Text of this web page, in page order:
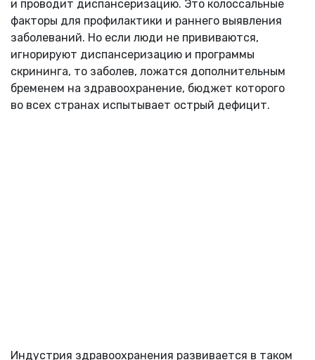
и проводит диспансеризацию. Это колоссальные
факторы для профилактики и раннего выявления
заболеваний. Но если люди не прививаются,
игнорируют диспансеризацию и программы
скрининга, то заболев, ложатся дополнительным
бременем на здравоохранение, бюджет которого
во всех странах испытывает острый дефицит.
Индустрия здравоохранения развивается в таком